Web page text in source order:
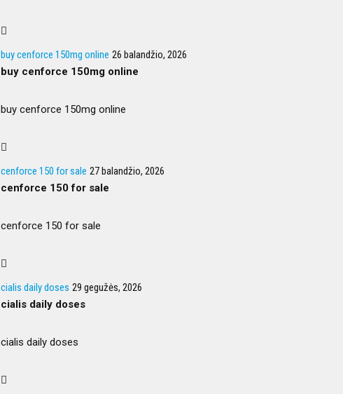
buy cenforce 150mg online 26 balandžio, 2026
buy cenforce 150mg online
buy cenforce 150mg online
cenforce 150 for sale 27 balandžio, 2026
cenforce 150 for sale
cenforce 150 for sale
cialis daily doses 29 gegužės, 2026
cialis daily doses
cialis daily doses